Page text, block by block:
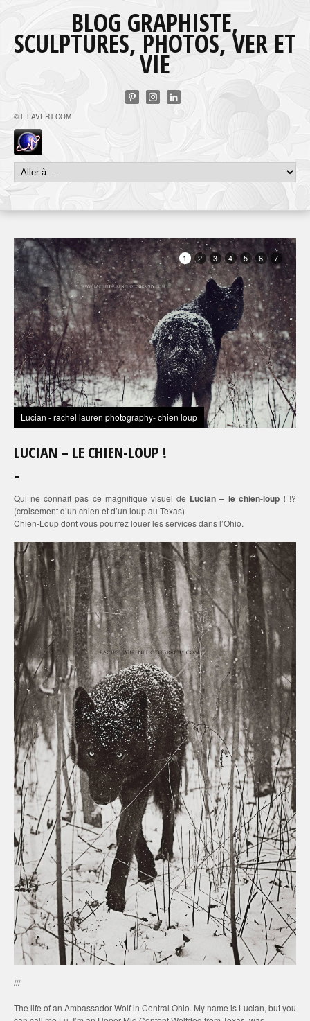
BLOG GRAPHISTE,
SCULPTURES, PHOTOS, VER ET
VIE
© LILAVERT.COM
Lucian - rachel lauren photography- chien loup
1 2 3 4 5 6 7
LUCIAN – LE CHIEN-LOUP !
Qui ne connait pas ce magnifique visuel de Lucian – le chien-loup ! !?
(croisement d’un chien et d’un loup au Texas)
Chien-Loup dont vous pourrez louer les services dans l’Ohio.
///
The life of an Ambassador Wolf in Central Ohio. My name is Lucian, but you